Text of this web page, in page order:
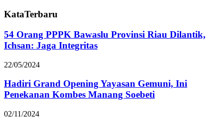
KataTerbaru
54 Orang PPPK Bawaslu Provinsi Riau Dilantik,
Ichsan: Jaga Integritas
22/05/2024
Hadiri Grand Opening Yayasan Gemuni, Ini
Penekanan Kombes Manang Soebeti
02/11/2024